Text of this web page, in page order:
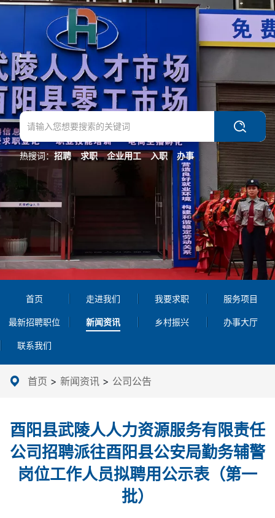
热搜词：招聘 求职 企业用工 入职 办事
首页 走进我们 我要求职 服务项目
最新招聘职位 新闻资讯 乡村振兴 办事大厅
联系我们
首页 > 新闻资讯 > 公司公告
酉阳县武陵人人力资源服务有限责任
公司招聘派往酉阳县公安局勤务辅警
岗位工作人员拟聘用公示表（第一
批）